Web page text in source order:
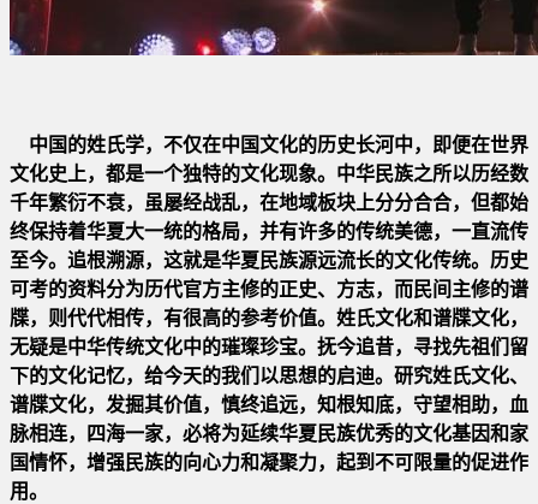
中国的姓氏学，不仅在中国文化的历史长河中，即便在世界
文化史上，都是一个独特的文化现象。中华民族之所以历经数
千年繁衍不衰，虽屡经战乱，在地域板块上分分合合，但都始
终保持着华夏大一统的格局，并有许多的传统美德，一直流传
至今。追根溯源，这就是华夏民族源远流长的文化传统。历史
可考的资料分为历代官方主修的正史、方志，而民间主修的谱
牒，则代代相传，有很高的参考价值。姓氏文化和谱牒文化，
无疑是中华传统文化中的璀璨珍宝。抚今追昔， 寻找先祖们留
下的文化记忆，给今天的我们以思想的启迪。研究姓氏文化、
谱牒文化，发掘其价值，慎终追远，知根知底，守望相助，血
脉相连，四海一家，必将为延续华夏民族优秀的文化基因和家
国情怀，增强民族的向心力和凝聚力，起到不可限量的促进作
用。